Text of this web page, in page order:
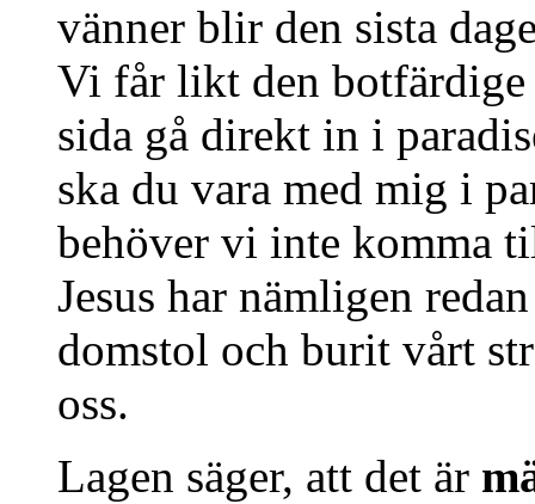
vänner blir den sista
Vi får likt den botfärdige
sida gå direkt in i
ska du vara med mig i
behöver vi inte komma
Jesus har nämligen
domstol och burit vårt
oss.
Lagen säger, att det är